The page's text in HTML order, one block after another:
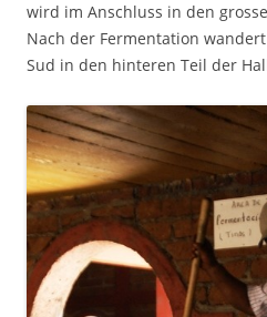
wird im Anschluss in den
Nach der Fermentation
Sud in den hinteren Teil der